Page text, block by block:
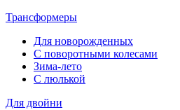
Трансформеры
Для новорожденных
С поворотными колесами
Зима-лето
С люлькой
Для двойни